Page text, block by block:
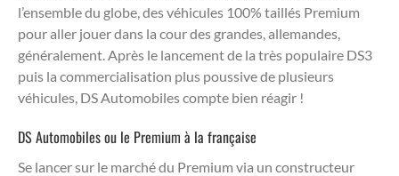
l’ensemble du globe, des véhicules 100% taillés Premium
pour aller jouer dans la cour des grandes, allemandes,
généralement. Après le lancement de la très populaire DS3
puis la commercialisation plus poussive de plusieurs
véhicules, DS Automobiles compte bien réagir !
DS Automobiles ou le Premium à la française
Se lancer sur le marché du Premium via un constructeur